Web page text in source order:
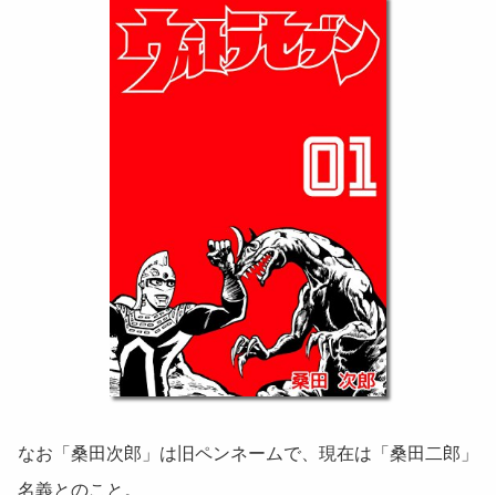
なお「桑田次郎」は旧ペンネームで、現在は「桑田二郎」
名義とのこと。